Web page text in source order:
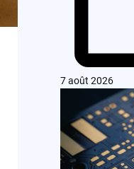
7 août 2026